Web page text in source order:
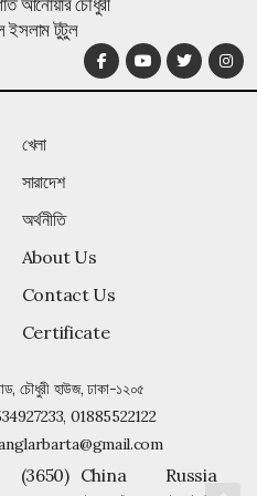
ইসলাম টুটুল
খেলা
সারাদেশ
অর্থনীতি
About Us
Contact Us
Certificate
চৌধুরী হাউজ, ঢাকা-১২০৫
01885522122
(3650) China
Russia